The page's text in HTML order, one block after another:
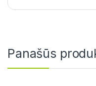
Panašūs